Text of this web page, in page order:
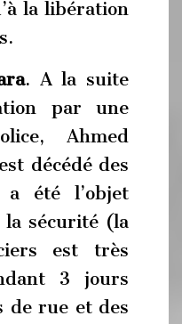
la libération
. A la suite
par une
Ahmed
décédé des
été l’objet
la sécurité (la
est très
3 jours
de rue et des